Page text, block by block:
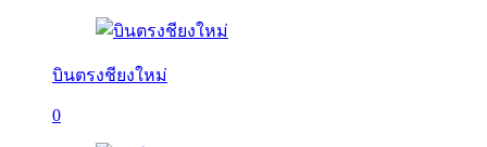
บินตรงชียงใหม่
0